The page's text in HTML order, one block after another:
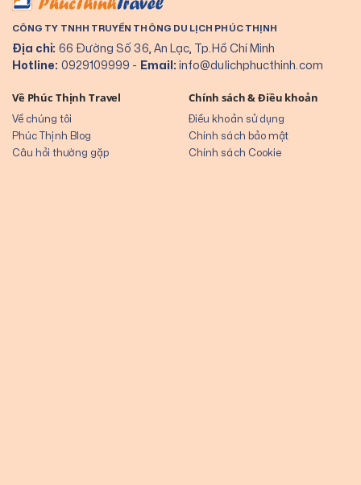
CÔNG TY TNHH TRUYỀN THÔNG DU LỊCH PHÚC THỊNH
Địa chỉ: 66 Đường Số 36, An Lạc, Tp.Hồ Chí Minh
Hotline: 0929109999 - Email:info@dulichphucthinh.com
Về Phúc Thịnh Travel
Về chúng tôi
Phúc Thịnh Blog
Câu hỏi thường gặp
Chính sách & Điều khoản
Điều khoản sử dụng
Chính sách bảo mật
Chính sách Cookie